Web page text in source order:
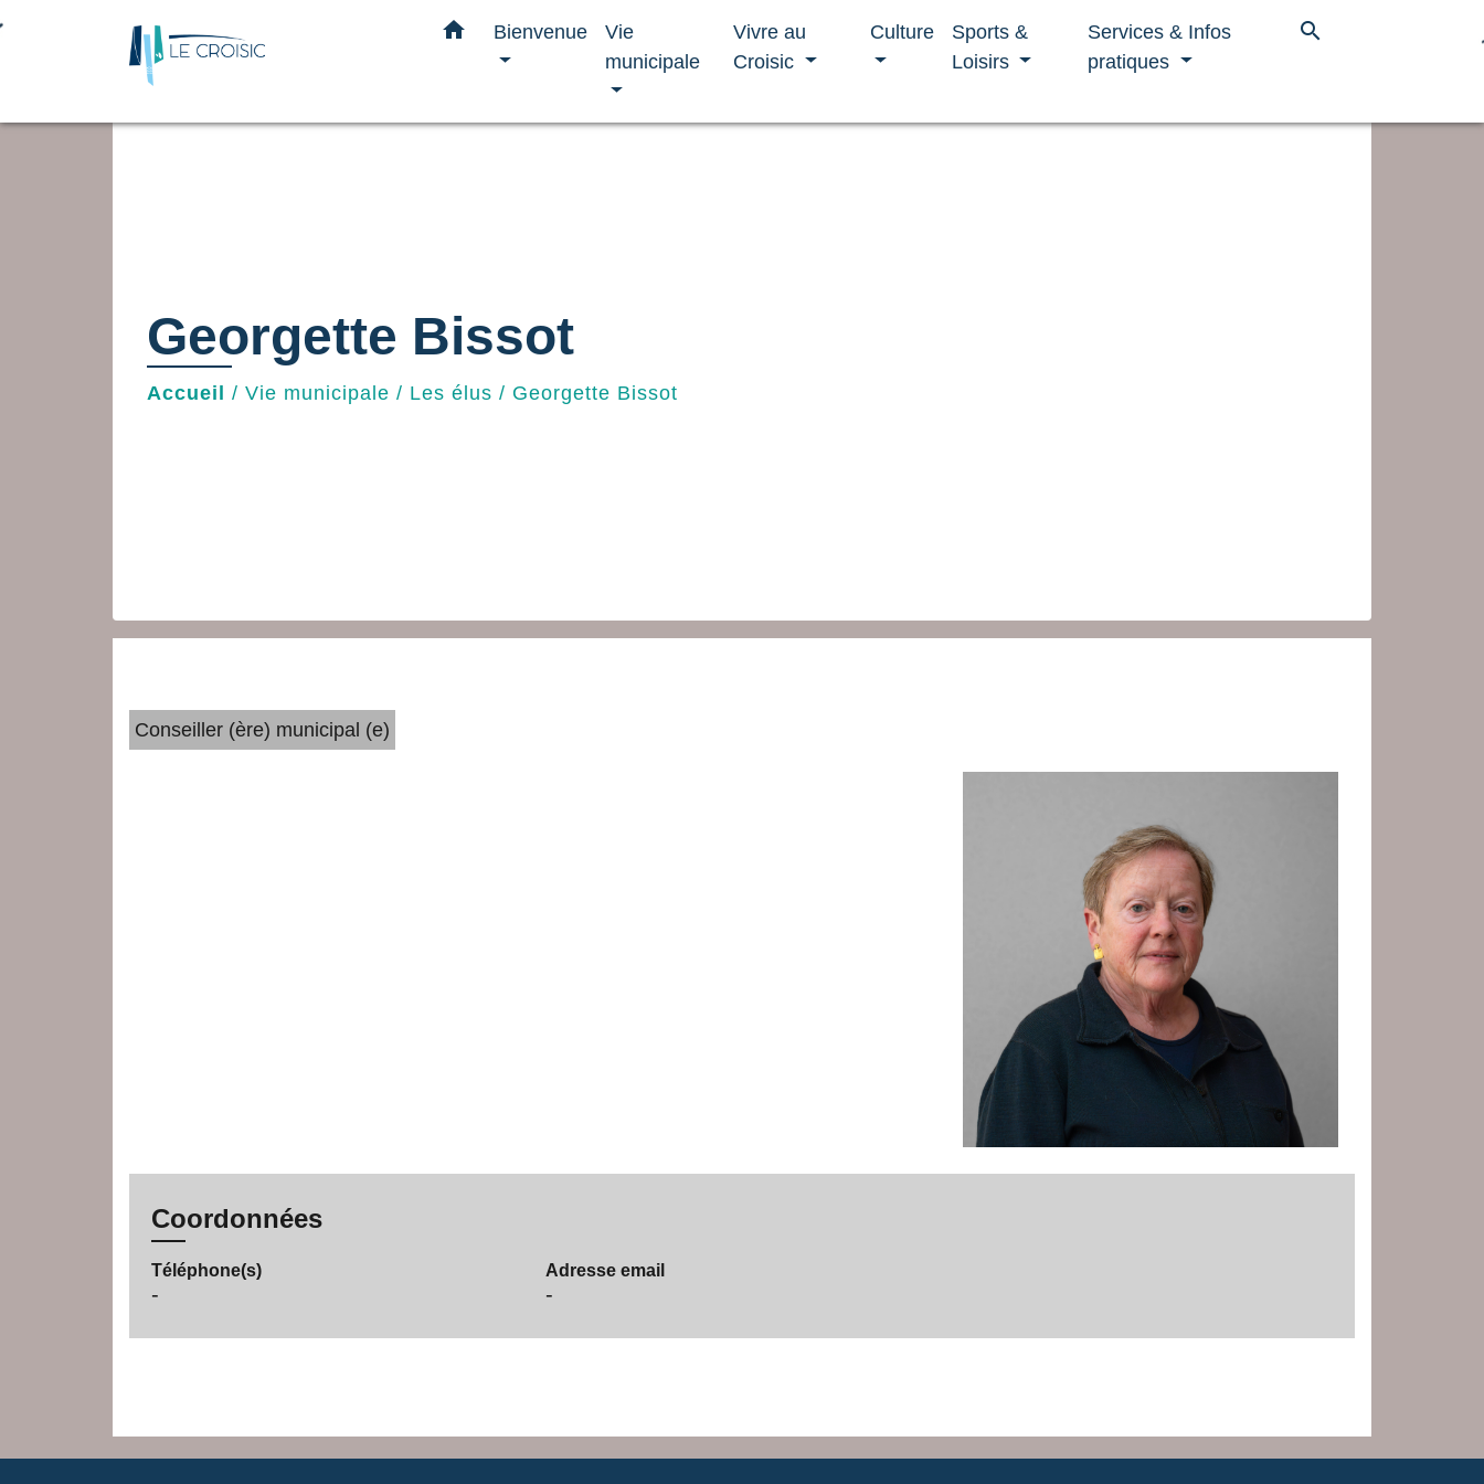
home Bienvenue
Vie
municipale
Vivre au
Croisic
Culture
Sports &
Loisirs
Services & Infos
pratiques
search
Georgette Bissot
Accueil / Vie municipale / Les élus / Georgette Bissot
Conseiller (ère) municipal (e)
Coordonnées
Téléphone(s)
-
Adresse email
-